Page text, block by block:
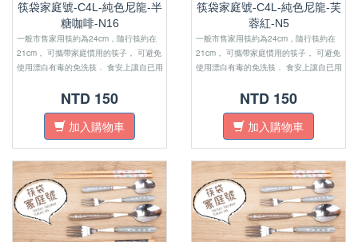
筷袋家庭號-C4L-純色尼龍-半
糖咖啡-N16
一般市售家用筷約為24cm，隨行筷約在
21cm， 可攜帶家庭慣用的筷子， 可避免
使用漂白有毒的免洗筷． 食安上讓自已用
尺寸上適合四口之家外出使用．
NTD 150
加入購物車
筷袋家庭號-C4L-純色尼龍-芙
蓉紅-N5
一般市售家用筷約為24cm，隨行筷約在
21cm， 可攜帶家庭慣用的筷子， 可避免
使用漂白有毒的免洗筷． 食安上讓自已用
尺寸上適合四口之家外出使用．
NTD 150
加入購物車